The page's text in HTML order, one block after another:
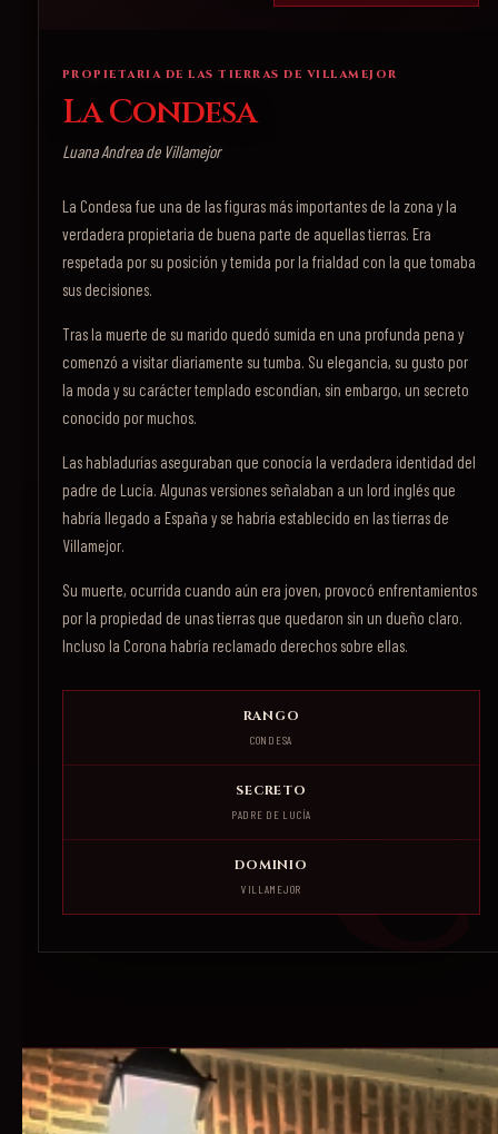
PROPIETARIA DE LAS TIERRAS DE VILLAMEJOR
La Condesa
Luana Andrea de Villamejor
La Condesa fue una de las figuras más importantes de la zona y la
verdadera propietaria de buena parte de aquellas tierras. Era
respetada por su posición y temida por la frialdad con la que tomaba
sus decisiones.
Tras la muerte de su marido quedó sumida en una profunda pena y
comenzó a visitar diariamente su tumba. Su elegancia, su gusto por
la moda y su carácter templado escondían, sin embargo, un secreto
conocido por muchos.
Las habladurías aseguraban que conocía la verdadera identidad del
padre de Lucía. Algunas versiones señalaban a un lord inglés que
habría llegado a España y se habría establecido en las tierras de
Villamejor.
Su muerte, ocurrida cuando aún era joven, provocó enfrentamientos
por la propiedad de unas tierras que quedaron sin un dueño claro.
Incluso la Corona habría reclamado derechos sobre ellas.
RANGO
CONDESA
SECRETO
PADRE DE LUCÍA
DOMINIO
VILLAMEJOR